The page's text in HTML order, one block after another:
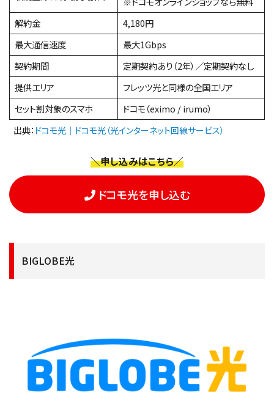
解約金
4,180円
最大通信速度
最大1Gbps
契約期間
定期契約あり（2年）／定期契約なし
提供エリア
フレッツ光と同様の全国エリア
セット割対象のスマホ
ドコモ（eximo / irumo）
出典： ドコモ光｜ドコモ光（光インターネット回線サービス）
＼申し込みはこちら／
ドコモ光を申し込む
BIGLOBE光